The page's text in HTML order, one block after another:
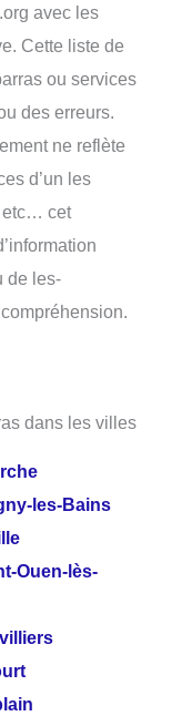
avec les
Cette liste de
ou services
des erreurs.
ne reflète
d’un les
etc… cet
de les-
dans les villes
les-Bains
Ouen-lès-